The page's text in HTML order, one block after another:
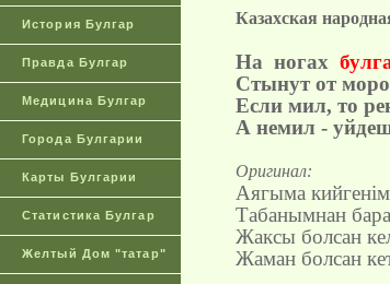
История Булгар
Правда Булгар
Медицина Булгар
Города Булгарии
Карты Булгарии
Статистика Булгар
Желтый Дом "татар"
Казахская
На ногах
Стынут от
Если мил, то
А немил -
Оригинал:
Аягыма кийгенiм
Табанымнан
Жаксы болсан
Жаман болсан